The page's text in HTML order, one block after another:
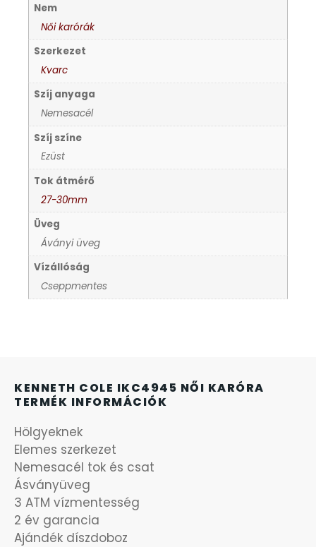
Nem
Női karórák
Szerkezet
Kvarc
Szíj anyaga
Nemesacél
Szíj színe
Ezüst
Tok átmérő
27-30mm
Üveg
Áványi üveg
Vízállóság
Cseppmentes
KENNETH COLE IKC4945 NŐI KARÓRA
TERMÉK INFORMÁCIÓK
Hölgyeknek
Elemes szerkezet
Nemesacél tok és csat
Ásványüveg
3 ATM vízmentesség
2 év garancia
Ajándék díszdoboz
HÁLÓZATI ÓRÁK
ICE WATCH
KANDALLÓÓRÁK
KENNETH COLE
LORUS
LOTUS STYLE
MÁRKÁS KARÓRA SZÍJAK
OKOSÓRA SZÍJAK
OKOSÓRÁK
ÖNGYÚJTÓK
ÓRAFORGATÓK